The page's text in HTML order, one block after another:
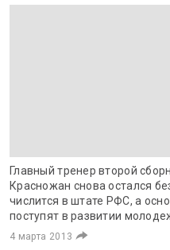
Главный тренер второй
Красножан снова остался
числится в штате РФС, а
поступят в развитии
4 марта 2013